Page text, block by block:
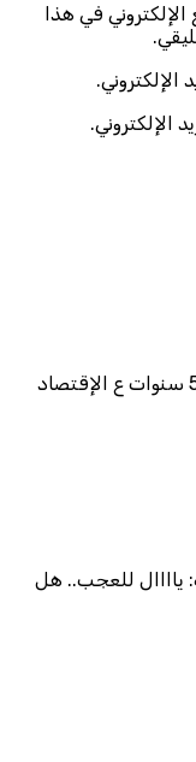
الإلكتروني في هذا
الإلكتروني.
الإلكتروني.
5 سـنوات وجيريل وزير مالية.. أسـوأ 5 سنوات ع الإقتصاد
للعجب.. هل